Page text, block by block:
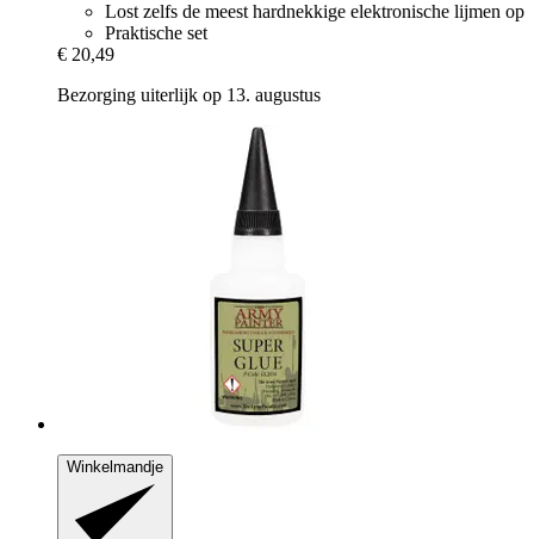
Lost zelfs de meest hardnekkige elektronische lijmen op
Praktische set
€ 20,49
Bezorging uiterlijk op 13. augustus
Winkelmandje